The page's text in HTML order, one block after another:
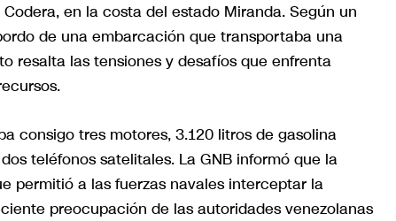
en la costa del estado Miranda. Según un
de una embarcación que transportaba una
resalta las tensiones y desafíos que enfrenta
consigo tres motores, 3.120 litros de gasolina
teléfonos satelitales. La GNB informó que la
permitió a las fuerzas navales interceptar la
preocupación de las autoridades venezolanas